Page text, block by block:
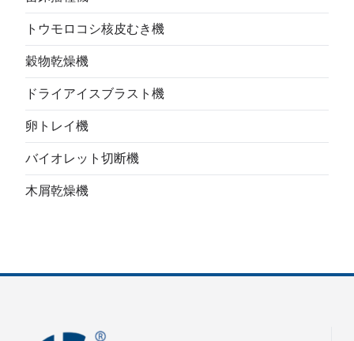
トウモロコシ核皮むき機
穀物乾燥機
ドライアイスブラスト機
卵トレイ機
バイオレット切断機
木屑乾燥機